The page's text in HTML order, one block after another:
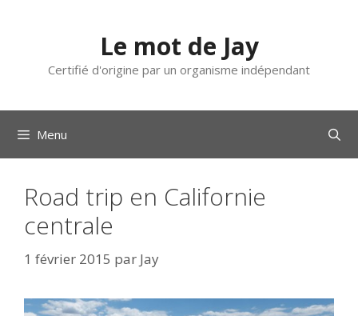
Le mot de Jay
Certifié d'origine par un organisme indépendant
Menu
Road trip en Californie
centrale
1 février 2015 par Jay